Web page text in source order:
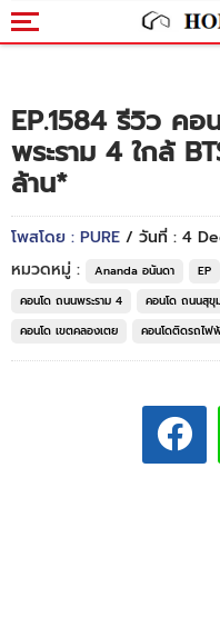
EP.1584 รีวิว ค
พระราม 4 ใกล้
ล้าน*
โพสโดย : PURE / วันที่ : 4
หมวดหมู่ :
Ananda อนันดา EP
คอนโด ถนนพระราม 4
คอนโด ถนนสุขุ
คอนโด เขตคลองเตย
คอนโดติดรถไฟ